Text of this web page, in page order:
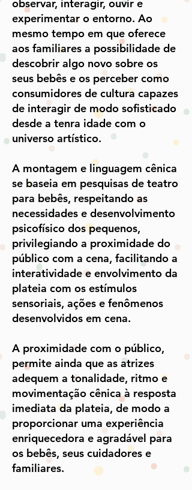
observar, interagir, ouvir e
experimentar o entorno. Ao
mesmo tempo em que oferece
aos familiares a possibilidade de
descobrir algo novo sobre os
seus bebês e os perceber como
consumidores de cultura capazes
de interagir de modo sofisticado
desde a tenra idade com o
universo artístico.​
A montagem e linguagem cênica
se baseia em pesquisas de teatro
para bebês, respeitando as
necessidades e desenvolvimento
psicofísico dos pequenos,
privilegiando a proximidade do
público com a cena, facilitando a
interatividade e envolvimento da
plateia com os estímulos
sensoriais, ações e fenômenos
desenvolvidos em cena.
A proximidade com o público,
permite ainda que as atrizes
adequem a tonalidade, ritmo e
movimentação cênica à resposta
imediata da plateia, de modo a
proporcionar uma experiência
enriquecedora e agradável para
os bebês, seus cuidadores e
familiares.